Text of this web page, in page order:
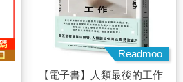
Readmoo
【電子書】人類最後的工作